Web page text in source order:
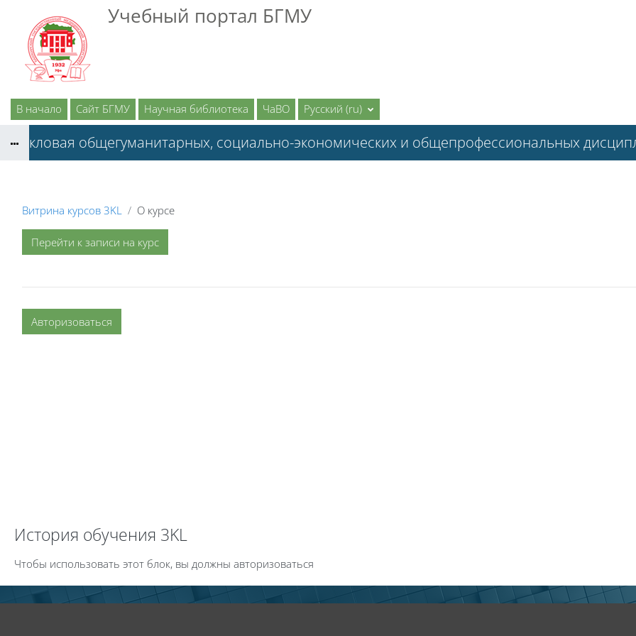
Перейти к основному содержаниюУчебный портал БГМУ
В начало Сайт БГМУ Научная библиотека ЧаВО Русский ‎(ru)‎
Цикловая общегуманитарных, социально-экономических и общепрофессиональных
Витрина курсов 3KL О курсе
Перейти к записи на курс
Авторизоваться
История обучения 3KL
Чтобы использовать этот блок, вы должны авторизоваться